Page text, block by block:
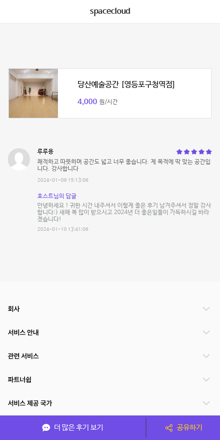
spacecloud
당산예술공간 [영등포구청역점]
4,000 원/시간
루루용
쾌적하고 따뜻하며 공간도 넓고 너무 좋습니다. 제 목적에 딱 맞는 공간입
니다. 감사합니다
2024-01-09 15:13:06
호스트님의 답글
안녕하세요 ! 귀한 시간 내주셔서 이렇게 좋은 후기 남겨주셔서 정말 감사
합니다:) 새해 복 많이 받으시고 2024년 더 좋은일들이 가득하시길 바라
겠습니다!
2024-01-10 13:41:06
더 많은 후기 보기 공유하기
회사
서비스 안내
관련 서비스
파트너쉽
서비스 제공 국가